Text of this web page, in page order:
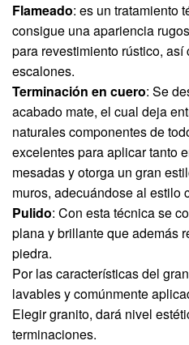
Flameado: es un tratamiento
consigue una apariencia
para revestimiento rústico, así
escalones.
Terminación en cuero: Se
acabado mate, el cual deja
naturales componentes de
excelentes para aplicar tanto
mesadas y otorga un gran
muros, adecuándose al estilo
Pulido: Con esta técnica se
plana y brillante que además
piedra.
Por las características del
lavables y comúnmente
Elegir granito, dará nivel
terminaciones.